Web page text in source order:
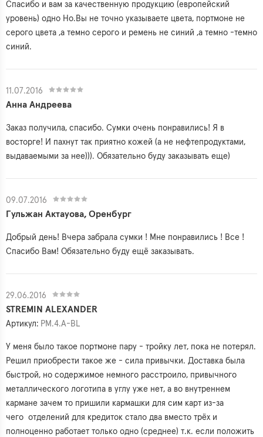
Спасибо и вам за качественную продукцию (европейский
уровень) одно Но.Вы не точно указываете цвета, портмоне не
серого цвета ,а темно серого и ремень не синий ,а темно -темно
синий.
11.07.2016
Анна Андреева
Заказ получила, спасибо. Сумки очень понравились! Я в
восторге! И пахнут так приятно кожей (а не нефтепродуктами,
выдаваемыми за нее))). Обязательно буду заказывать еще)
09.07.2016
Гульжан Актауова, Оренбург
Добрый день! Вчера забрала сумки ! Мне понравились ! Все !
Спасибо Вам! Обязательно буду ещё заказывать.
29.06.2016
STREMIN ALEXANDER
Артикул: PM.4.A-BL
У меня было такое портмоне пару - тройку лет, пока не потерял.
Решил приобрести такое же - сила привычки. Доставка была
быстрой, но содержимое немного расстроило, привычного
металлического логотипа в углу уже нет, а во внутреннем
кармане зачем то пришили кармашки для сим карт из-за
чего отделений для кредиток стало два вместо трёх и
полноценно работает только одно (среднее) т.к. если положить